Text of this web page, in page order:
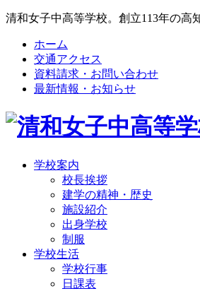
清和女子中高等学校。創立113年の高
ホーム
交通アクセス
資料請求・お問い合わせ
最新情報・お知らせ
学校案内
校長挨拶
建学の精神・歴史
施設紹介
出身学校
制服
学校生活
学校行事
日課表